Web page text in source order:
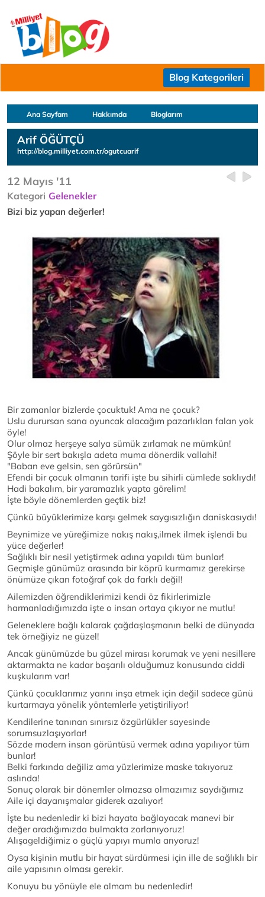
Blog Kategorileri
Ana Sayfam Hakkımda Bloglarım
Arif ÖĞÜTÇÜ
http://blog.milliyet.com.tr/ogutcuarif
12 Mayıs '11
Kategori Gelenekler
Bizi biz yapan değerler!
Bir zamanlar bizlerde çocuktuk! Ama ne çocuk?
Uslu durursan sana oyuncak alacağım pazarlıkları falan yok
öyle!
Olur olmaz herşeye salya sümük zırlamak ne mümkün!
Şöyle bir sert bakışla adeta muma dönerdik vallahi!
"Baban eve gelsin, sen görürsün"
Efendi bir çocuk olmanın tarifi işte bu sihirli cümlede saklıydı!
Hadi bakalım, bir yaramazlık yapta görelim!
İşte böyle dönemlerden geçtik biz!
Çünkü büyüklerimize karşı gelmek saygısızlığın daniskasıydı!
Beynimize ve yüreğimize nakış nakış,ilmek ilmek işlendi bu
yüce değerler!
Sağlıklı bir nesil yetiştirmek adına yapıldı tüm bunlar!
Geçmişle günümüz arasında bir köprü kurmamız gerekirse
önümüze çıkan fotoğraf çok da farklı değil!
Ailemizden öğrendiklerimizi kendi öz fikirlerimizle
harmanladığımızda işte o insan ortaya çıkıyor ne mutlu!
Geleneklere bağlı kalarak çağdaşlaşmanın belki de dünyada
tek örneğiyiz ne güzel!
Ancak günümüzde bu güzel mirası korumak ve yeni nesillere
aktarmakta ne kadar başarılı olduğumuz konusunda ciddi
kuşkularım var!
Çünkü çocuklarımız yarını inşa etmek için değil sadece günü
kurtarmaya yönelik yöntemlerle yetiştiriliyor!
Kendilerine tanınan sınırsız özgürlükler sayesinde
sorumsuzlaşıyorlar!
Sözde modern insan görüntüsü vermek adına yapılıyor tüm
bunlar!
Belki farkında değiliz ama yüzlerimize maske takıyoruz
aslında!
Sonuç olarak bir dönemler olmazsa olmazımız saydığımız
Aile içi dayanışmalar giderek azalıyor!
İşte bu nedenledir ki bizi hayata bağlayacak manevi bir
değer aradığımızda bulmakta zorlanıyoruz!
Alışageldiğimiz o güçlü yapıyı mumla arıyoruz!
Oysa kişinin mutlu bir hayat sürdürmesi için ille de sağlıklı bir
aile yapısının olması gerekir.
Konuyu bu yönüyle ele almam bu nedenledir!